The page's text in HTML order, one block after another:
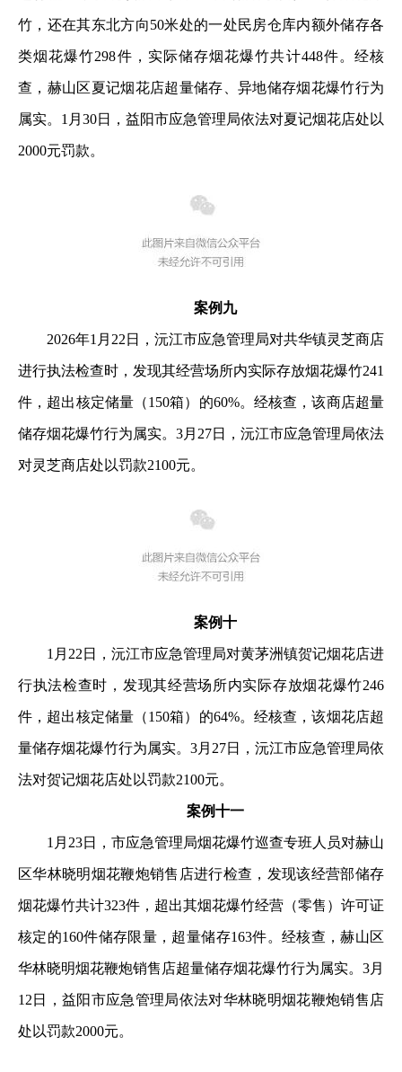
竹，还在其东北方向50米处的一处民房仓库内额外储存各
类烟花爆竹298件，实际储存烟花爆竹共计448件。经核
查，赫山区夏记烟花店超量储存、异地储存烟花爆竹行为
属实。1月30日，益阳市应急管理局依法对夏记烟花店处以
2000元罚款。
案例九
2026年1月22日，沅江市应急管理局对共华镇灵芝商店
进行执法检查时，发现其经营场所内实际存放烟花爆竹241
件，超出核定储量（150箱）的60%。经核查，该商店超量
储存烟花爆竹行为属实。3月27日，沅江市应急管理局依法
对灵芝商店处以罚款2100元。
案例十
1月22日，沅江市应急管理局对黄茅洲镇贺记烟花店进
行执法检查时，发现其经营场所内实际存放烟花爆竹246
件，超出核定储量（150箱）的64%。经核查，该烟花店超
量储存烟花爆竹行为属实。3月27日，沅江市应急管理局依
法对贺记烟花店处以罚款2100元。
案例十一
1月23日，市应急管理局烟花爆竹巡查专班人员对赫山
区华林晓明烟花鞭炮销售店进行检查，发现该经营部储存
烟花爆竹共计323件，超出其烟花爆竹经营（零售）许可证
核定的160件储存限量，超量储存163件。经核查，赫山区
华林晓明烟花鞭炮销售店超量储存烟花爆竹行为属实。3月
12日，益阳市应急管理局依法对华林晓明烟花鞭炮销售店
处以罚款2000元。